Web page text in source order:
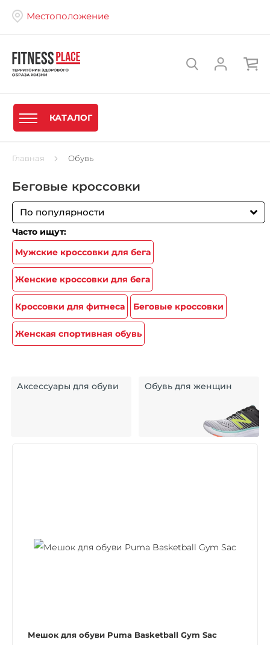
Местоположение
КАТАЛОГ
Главная Обувь
Беговые кроссовки
По популярности
Часто ищут:
Мужские кроссовки для бега
Женские кроссовки для бега
Кроссовки для фитнеса Беговые кроссовки
Женская спортивная обувь
Аксессуары для обуви Обувь для женщин
Мешок для обуви Puma Basketball Gym Sac